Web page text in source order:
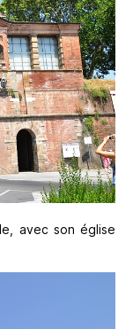
avec son église